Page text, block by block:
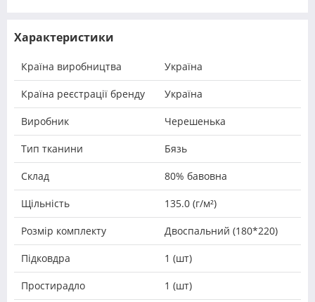
Характеристики
Країна виробництва Україна
Країна реєстрації бренду Україна
Виробник Черешенька
Тип тканини Бязь
Склад 80% бавовна
Щільність 135.0 (г/м²)
Розмір комплекту Двоспальний (180*220)
Підковдра 1 (шт)
Простирадло 1 (шт)